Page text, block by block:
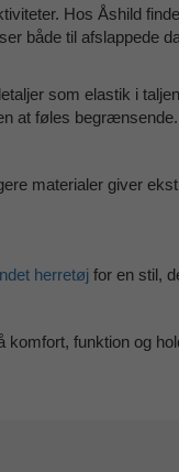
Hos Åshild
både til afslappede
som elastik i
at føles begrænsende.
materialer giver
herretøj for en stil,
funktion og